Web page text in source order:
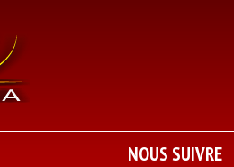
NOUS SUIVRE